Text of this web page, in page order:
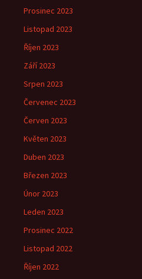
Prosinec 2023
Listopad 2023
Říjen 2023
Září 2023
Srpen 2023
Červenec 2023
Červen 2023
Květen 2023
Duben 2023
Březen 2023
Únor 2023
Leden 2023
Prosinec 2022
Listopad 2022
Říjen 2022